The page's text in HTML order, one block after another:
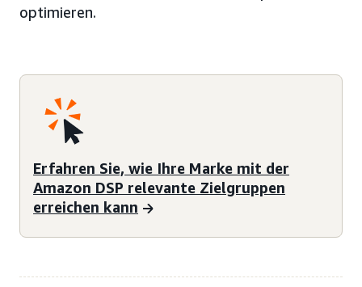
optimieren.
Erfahren Sie, wie Ihre Marke mit der
Amazon DSP relevante Zielgruppen
erreichen kann